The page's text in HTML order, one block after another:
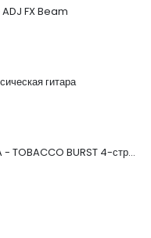
FX Beam
гитара
JACKSON JS2 SPECTRA - TOBACCO BURST 4-струнная бас-гитара